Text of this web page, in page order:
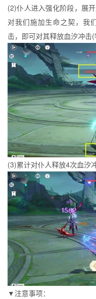
(2)仆人进入强化阶段，展
对我们施加生命之契，我
击，即可对其释放血汐冲击(
(3)累计对仆人释放4次血汐
▼注意事项：